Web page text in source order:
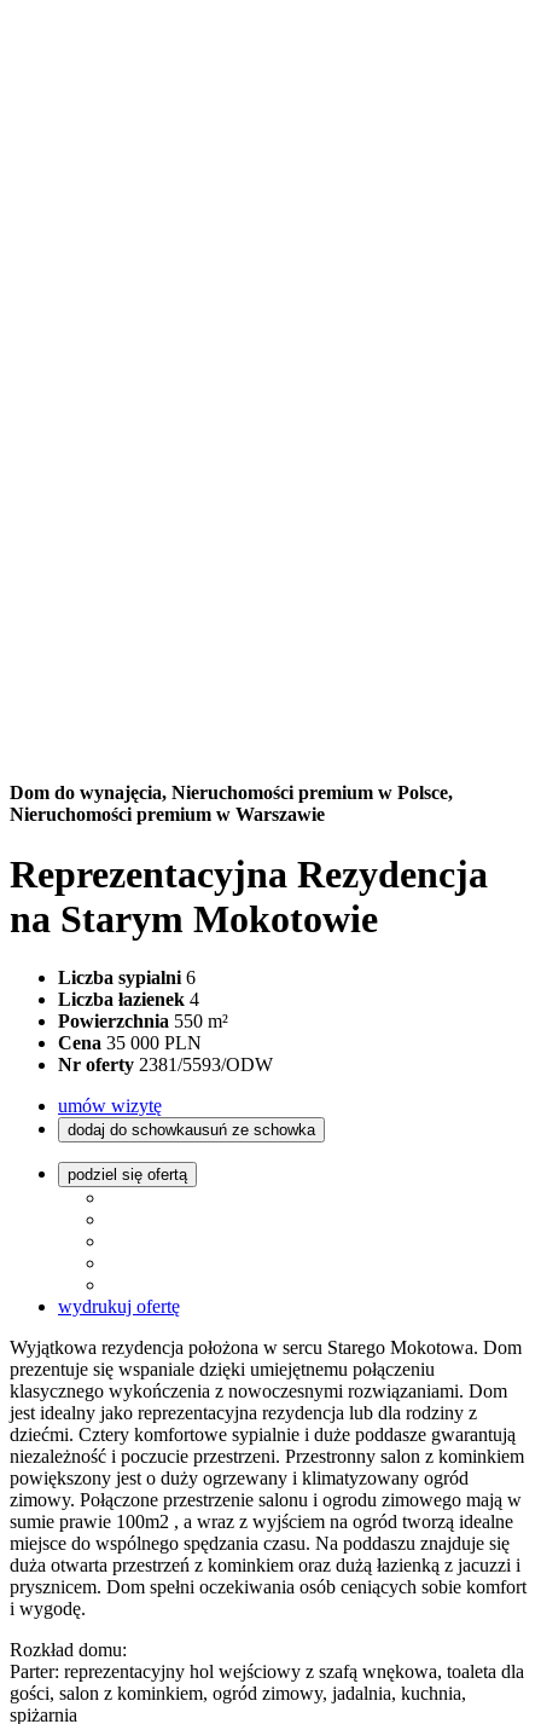
Dom do wynajęcia, Nieruchomości premium w Polsce,
Nieruchomości premium w Warszawie
Reprezentacyjna Rezydencja
na Starym Mokotowie
Liczba sypialni 6
Liczba łazienek 4
Powierzchnia 550 m²
Cena 35 000 PLN
Nr oferty 2381/5593/ODW
umów wizytę
dodaj do schowkausuń ze schowka
podziel się ofertą
wydrukuj ofertę
Wyjątkowa rezydencja położona w sercu Starego Mokotowa. Dom
prezentuje się wspaniale dzięki umiejętnemu połączeniu
klasycznego wykończenia z nowoczesnymi rozwiązaniami. Dom
jest idealny jako reprezentacyjna rezydencja lub dla rodziny z
dziećmi. Cztery komfortowe sypialnie i duże poddasze gwarantują
niezależność i poczucie przestrzeni. Przestronny salon z kominkiem
powiększony jest o duży ogrzewany i klimatyzowany ogród
zimowy. Połączone przestrzenie salonu i ogrodu zimowego mają w
sumie prawie 100m2 , a wraz z wyjściem na ogród tworzą idealne
miejsce do wspólnego spędzania czasu. Na poddaszu znajduje się
duża otwarta przestrzeń z kominkiem oraz dużą łazienką z jacuzzi i
prysznicem. Dom spełni oczekiwania osób ceniących sobie komfort
i wygodę.
Rozkład domu:
Parter: reprezentacyjny hol wejściowy z szafą wnękowa, toaleta dla
gości, salon z kominkiem, ogród zimowy, jadalnia, kuchnia,
spiżarnia